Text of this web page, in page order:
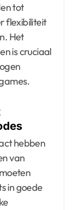
tot
flexibiliteit
Het
is cruciaal
hebben
van
in goede